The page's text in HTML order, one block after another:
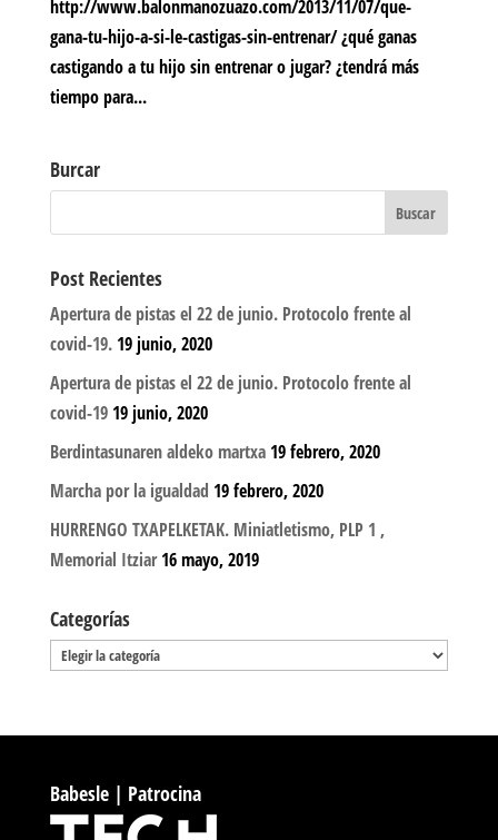
http://www.balonmanozuazo.com/2013/11/07/que-
gana-tu-hijo-a-si-le-castigas-sin-entrenar/ ¿qué ganas
castigando a tu hijo sin entrenar o jugar? ¿tendrá más
tiempo para...
Burcar
Post Recientes
Apertura de pistas el 22 de junio. Protocolo frente al
covid-19. 19 junio, 2020
Apertura de pistas el 22 de junio. Protocolo frente al
covid-19 19 junio, 2020
Berdintasunaren aldeko martxa 19 febrero, 2020
Marcha por la igualdad 19 febrero, 2020
HURRENGO TXAPELKETAK. Miniatletismo, PLP 1 ,
Memorial Itziar 16 mayo, 2019
Categorías
Categorías
Babesle | Patrocina